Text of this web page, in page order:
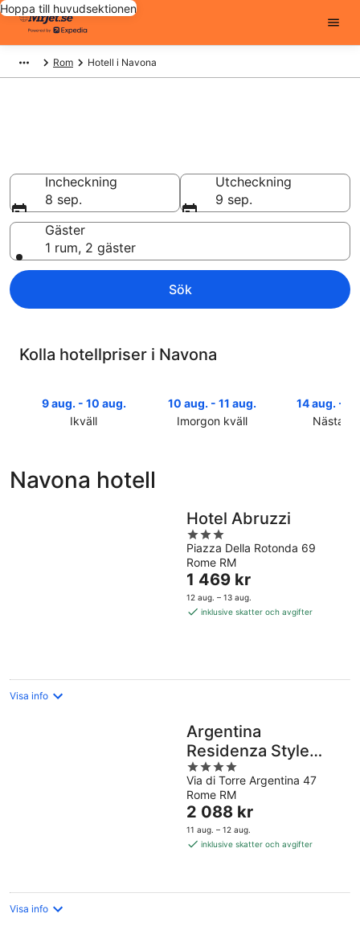
Hoppa till huvudsektionen
Rom Hotell i Navona
Incheckning
8 sep.
Utcheckning
9 sep.
Gäster
1 rum, 2 gäster
Sök
Kolla hotellpriser i Navona
9 aug. - 10 aug.
Ikväll
Navona
10 aug. - 11 aug.
Imorgon kväll
imorgon
natt,
aug.
aug.
14 aug. -
Nästa
14
aug.
Navona hotell
Hotel Abruzzi
3
out
of
5
Piazza Della Rotonda 69
Rome RM
Priset
är
1 469 kr
1 469 kr
12 aug. – 13 aug.
inklusive skatter och avgifter
Visa info
Argentina
Residenza Style
Hotel
4
out
of
5
Via di Torre Argentina 47
Rome RM
Priset
är
2 088 kr
2 088 kr
11 aug. – 12 aug.
inklusive skatter och avgifter
Visa info